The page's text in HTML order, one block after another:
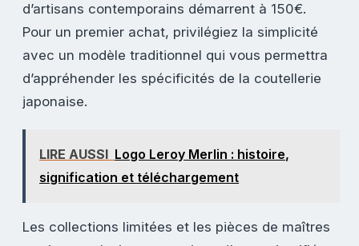
d’artisans contemporains démarrent à 150€.
Pour un premier achat, privilégiez la simplicité
avec un modèle traditionnel qui vous permettra
d’appréhender les spécificités de la coutellerie
japonaise.
LIRE AUSSI Logo Leroy Merlin : histoire,
signification et téléchargement
Les collections limitées et les pièces de maîtres